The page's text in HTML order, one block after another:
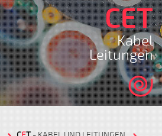
CET
Kabel
Leitungen